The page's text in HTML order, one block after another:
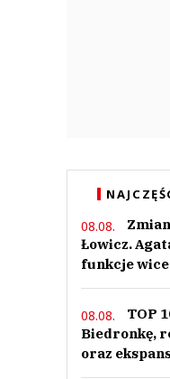
08.08.
Łowicz.
funkcje
08.08.
TOP
Biedronkę,
oraz